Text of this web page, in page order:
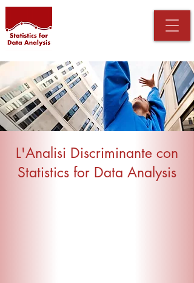
L'Analisi Discriminante con
Statistics for Data Analysis